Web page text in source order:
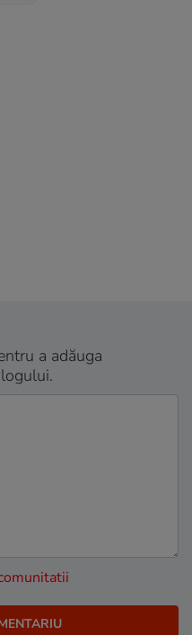
a adăuga